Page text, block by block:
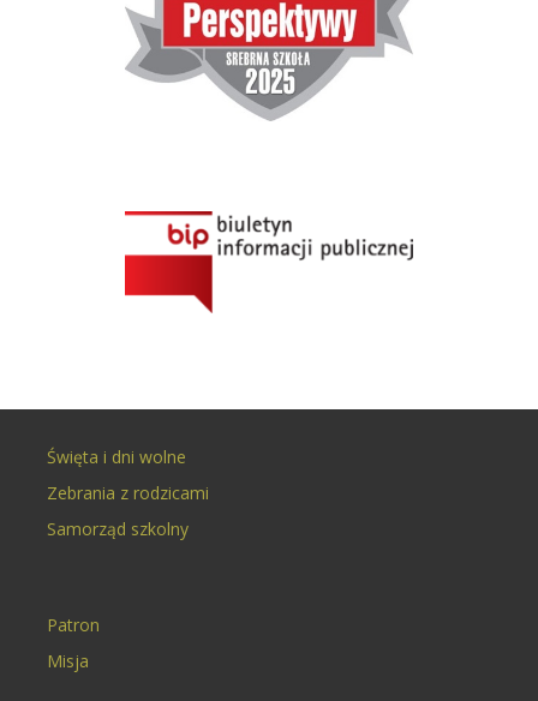
Święta i dni wolne
Zebrania z rodzicami
Samorząd szkolny
Patron
Misja